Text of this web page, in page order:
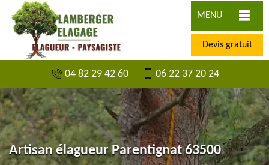
MENU
Devis gratuit
04 82 29 42 60 06 22 37 20 24
Artisan élagueur Parentignat 63500